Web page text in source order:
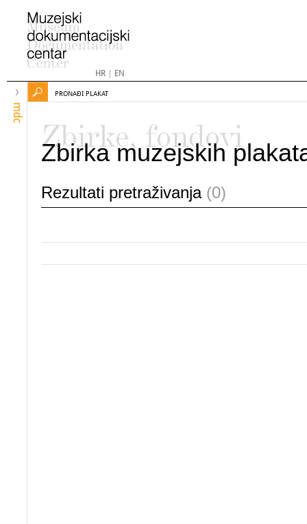
HR| EN
mdc
PRONAĐI PLAKAT
Zbirke, fondovi
Zbirka muzejskih
Rezultati pretraživanja (0)